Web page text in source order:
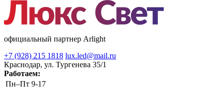
официальный партнер Arlight
+7 (928) 215 1818 lux.led@mail.ru
Краснодар, ул. Тургенева 35/1
Работаем:
Пн–Пт 9-17